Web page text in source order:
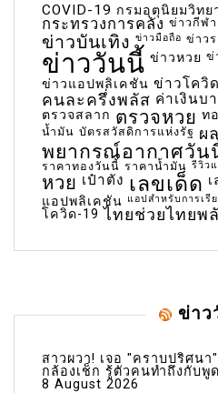
COVID-19 กรมอุตุนิยมวิทย
กระทรวงการคลัง ข่าวกีฬา
ข่าวบันเทิง ข่าวมือถือ ข่าว
ข่าววันนี้ ข่าวหวย ข่
ข่าวแอปพลิเคชัน ข่าวโควิ
คนละครึ่งพลัส ค่าเงินบ
ตรวจสลาก ตรวจหวย ท
น้ำมัน บัตรสวัสดิการแห่งรัฐ ผ
พยากรณ์อากาศวัน
ราคาทองวันนี้ ราคาน้ำมัน รีวิว
หวย เป๋าตัง เลขเด็ด
แอปพลิเคชัน แอปสำหรับการเรี
โควิด-19 ไทยช่วยไทยพ
ข่า
สาวผวา! เจอ "คราบปริศนา
กล้องเช็ก รู้ตัวคนทำถึงกับพู
8 August 2026